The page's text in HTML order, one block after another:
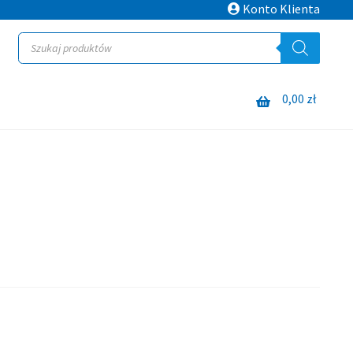
Konto Klienta
Wyszukiwarka
produktów
0,00 zł